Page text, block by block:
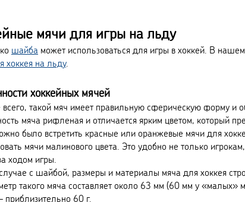
мячи для игры на льду
шайба может использоваться для игры в хоккей. В
хоккея на льду.
хоккейных мячей
такой мяч имеет правильную сферическую форму и
мяча рифленая и отличается ярким цветом, который
было встретить красные или оранжевые мячи для
мячи малинового цвета. Это удобно не только
ходом игры.
с шайбой, размеры и материалы мяча для хоккея
такого мяча составляет около 63 мм (60 мм у «малых»
приблизительно 60 г.